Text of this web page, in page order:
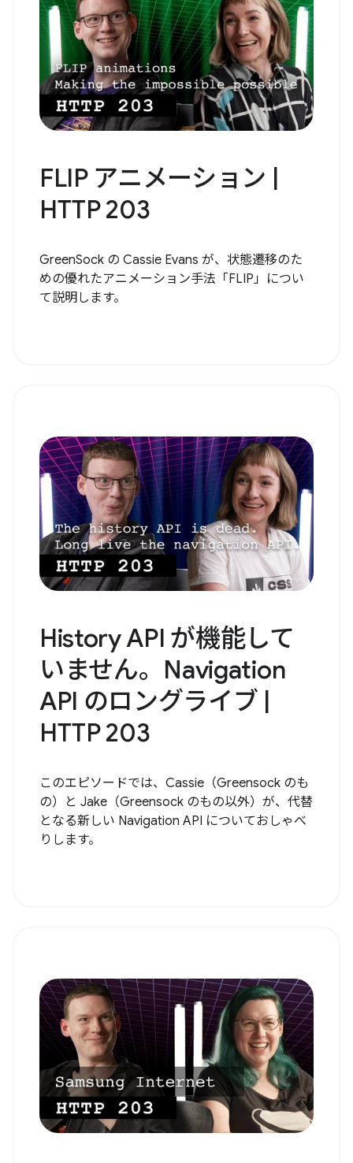
FLIP アニメーション |
HTTP 203
GreenSock の Cassie Evans が、状態遷移のた
めの優れたアニメーション手法「FLIP」につい
て説明します。
History API が機能して
いません。Navigation
API のロングライブ |
HTTP 203
このエピソードでは、Cassie（Greensock のも
の）と Jake（Greensock のもの以外）が、代替
となる新しい Navigation API についておしゃべ
りします。